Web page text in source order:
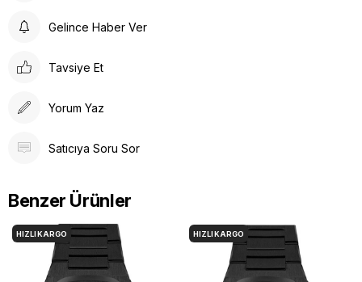
Gelince Haber Ver
Tavsiye Et
Yorum Yaz
Satıcıya Soru Sor
Benzer Ürünler
HIZLI KARGO HIZLI KARGO